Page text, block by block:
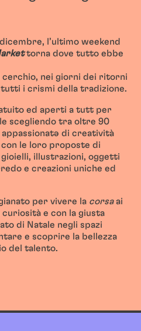
l’ultimo weekend
torna dove tutto ebbe
nei giorni dei ritorni
tutti i crismi della tradizione.
ed aperti a tutt per
scegliendo tra oltre 90
di creatività
le loro proposte di
illustrazioni, oggetti
e creazioni uniche ed
per vivere la corsaai
e con la giusta
di Natale negli spazi
e scoprire la bellezza
del talento.